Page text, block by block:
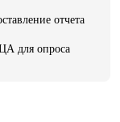
отчета
для опроса